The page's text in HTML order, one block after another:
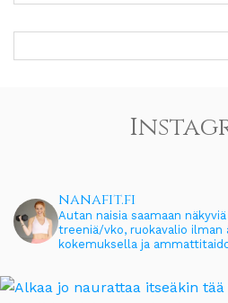
nanafit.fi
Autan naisia saamaan
treeniä/vko, ruokavalio ilman
kokemuksella ja